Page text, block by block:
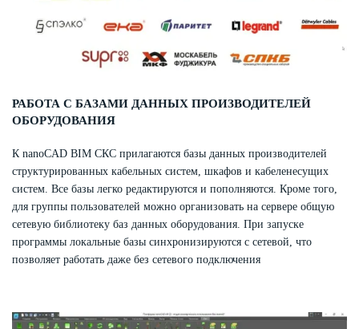
РАБОТА С БАЗАМИ ДАННЫХ ПРОИЗВОДИТЕЛЕЙ
ОБОРУДОВАНИЯ
К nanoCAD BIM СКС прилагаются базы данных производителей
структурированных кабельных систем, шкафов и кабеленесущих
систем. Все базы легко редактируются и пополняются. Кроме того,
для группы пользователей можно организовать на сервере общую
сетевую библиотеку баз данных оборудования. При запуске
программы локальные базы синхронизируются с сетевой, что
позволяет работать даже без сетевого подключения